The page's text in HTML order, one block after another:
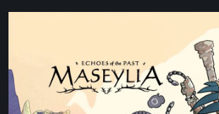
Echoes
of